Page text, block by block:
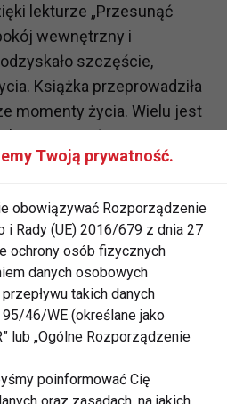
lekturze „Przesunąć
wewnętrzny i
szczęście,
Książka przeprowadziła
momenty życia. Wielu jest
może stać się
stanie odmienić życie w tak
mówi: Pisząc tę
stanie się ona tak ważna dla
zrozumiałam, że
jest ponadczasowa i
zdobywamy Swój
nie zdajemy sobie z tego
trudniej osiągnąć szczyt
Twoją prywatność.
obowiązywać Rozporządzenie
i Rady (UE) 2016/679 z dnia 27
ochrony osób fizycznych
danych osobowych
takich danych
46/WE (określane jako
lub „Ogólne Rozporządzenie
poinformować Cię